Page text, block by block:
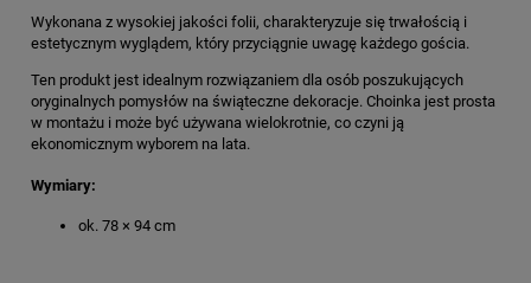
Wykonana z wysokiej jakości folii, charakteryzuje się trwałością i
estetycznym wyglądem, który przyciągnie uwagę każdego gościa.
Ten produkt jest idealnym rozwiązaniem dla osób poszukujących
oryginalnych pomysłów na świąteczne dekoracje. Choinka jest prosta
w montażu i może być używana wielokrotnie, co czyni ją
ekonomicznym wyborem na lata.
Wymiary:
ok. 78 × 94 cm